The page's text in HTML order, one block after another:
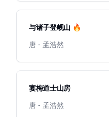
与诸子登岘山 🔥
唐 - 孟浩然
宴梅道士山房
唐 - 孟浩然